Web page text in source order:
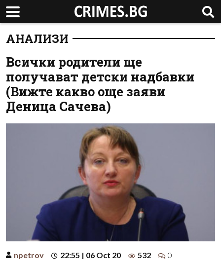
АНАЛИЗИ
Всички родители ще
получават детски надбавки
(Вижте какво още заяви
Деница Сачева)
npetrov 22:55 | 06 Oct 20 532 0